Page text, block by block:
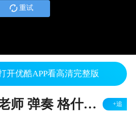
重试
开优酷APP看高清完整版
李老师、小茗老师 弹奏 格什温 里亚尔托涟漪(四手联弹) +追